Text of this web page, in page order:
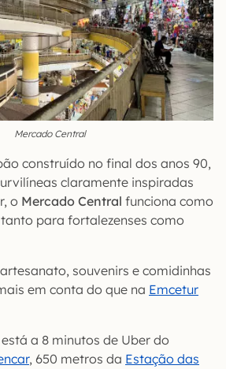
Mercado Central
construído no final dos anos 90,
claramente inspiradas
o Mercado Central funciona como
para fortalezenses como
souvenirs e comidinhas
em conta do que na Emcetur
a 8 minutos de Uber do
, 650 metros da Estação das